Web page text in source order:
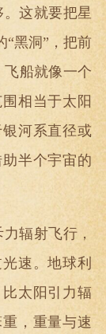
这就要把星
“黑洞”，把前
飞船就像一个
相当于太阳
河系直径或
半个宇宙的
辐射飞行，
速。地球利
太阳引力辐
，重量与速